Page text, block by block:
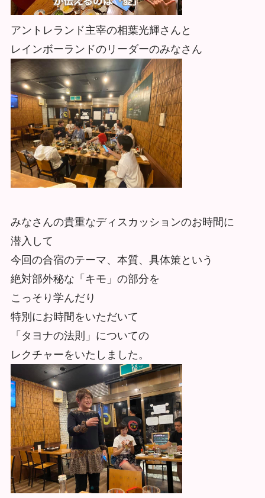
アントレランド主宰の相葉光輝さんと
レインボーランドのリーダーのみなさん
みなさんの貴重なディスカッションのお時間に
潜入して
今回の合宿のテーマ、本質、具体策という
絶対部外秘な「キモ」の部分を
こっそり学んだり
特別にお時間をいただいて
「タヨナの法則」についての
レクチャーをいたしました。